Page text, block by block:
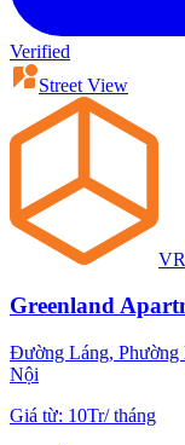
Verified
Street View
VR
Greenland
Đường Láng, Phường
Nội
Giá từ: 10Tr/tháng